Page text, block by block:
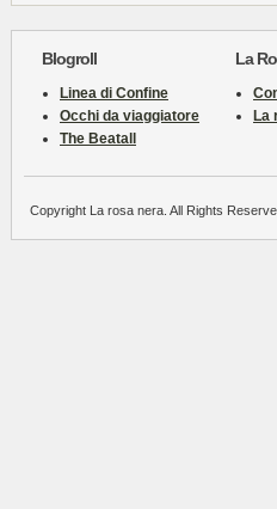
Blogroll
Linea di Confine
Occhi da viaggiatore
The Beatall
La
La
Copyright La rosa nera. All Rights